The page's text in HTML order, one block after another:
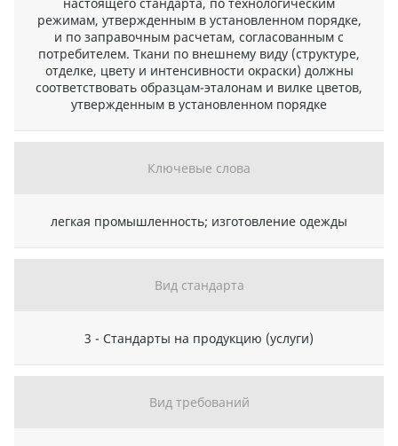
настоящего стандарта, по технологическим
режимам, утвержденным в установленном порядке,
и по заправочным расчетам, согласованным с
потребителем. Ткани по внешнему виду (структуре,
отделке, цвету и интенсивности окраски) должны
соответствовать образцам-эталонам и вилке цветов,
утвержденным в установленном порядке
Ключевые слова
легкая промышленность; изготовление одежды
Вид стандарта
3 - Стандарты на продукцию (услуги)
Вид требований